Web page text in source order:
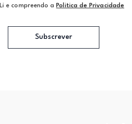
Li e compreendo a Politica de Privacidade
Subscrever